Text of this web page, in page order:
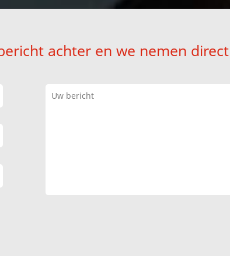
achter en we nemen